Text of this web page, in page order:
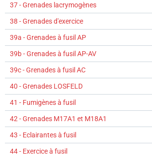
37 - Grenades lacrymogènes
38 - Grenades d'exercice
39a - Grenades à fusil AP
39b - Grenades à fusil AP-AV
39c - Grenades à fusil AC
40 - Grenades LOSFELD
41 - Fumigènes à fusil
42 - Grenades M17A1 et M18A1
43 - Eclairantes à fusil
44 - Exercice à fusil